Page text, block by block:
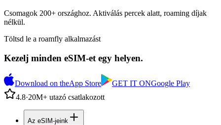
Csomagok 200+ országhoz. Aktiválás percek alatt, roaming díjak
nélkül.
Töltsd le a roamfly alkalmazást
Kezelj minden eSIM-et egy helyen.
Download on theApp Store GET IT ONGoogle Play
4.8·20M+ utazó csatlakozott
Az eSIM-jeink